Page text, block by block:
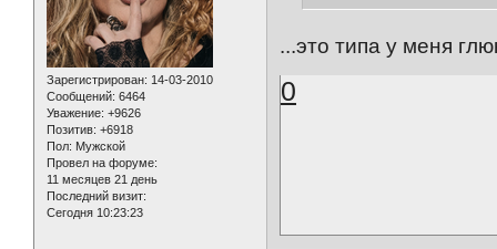
Зарегистрирован: 14-03-2010
Сообщений: 6464
Уважение: +9626
Позитив: +6918
Пол: Мужской
Провел на форуме:
11 месяцев 21 день
Последний визит:
Сегодня 10:23:23
...это типа у меня
0